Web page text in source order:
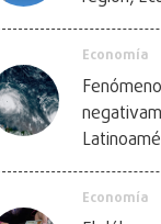
Economía
Economía